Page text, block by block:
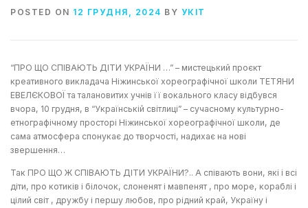
POSTED ON 12 ГРУДНЯ, 2024 BY УКІТ
“ПРО ЩО СПІВАЮТЬ ДІТИ УКРАЇНИ …” – мистецький проєкт
креативного викладача Ніжинської хореографічної школи ТЕТЯНИ
ЕВЕЛЄКОВОЇ та талановитих учнів її вокального класу відбувся
вчора, 10 грудня, в “Українській світлиці” – сучасному культурно-
етнографічному просторі Ніжинської хореографічної школи, де
сама атмосфера спонукає до творчості, надихає на нові
звершення…
Так ПРО ЩО Ж СПІВАЮТЬ ДІТИ УКРАЇНИ?.. А співають вони, які і всі
діти, про котиків і білочок, слоненят і мавпенят , про море, кораблі і
цілий світ , дружбу і першу любов, про рідний край, Україну і